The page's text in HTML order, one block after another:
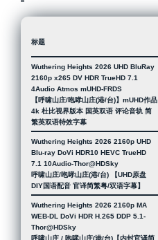
标题
Wuthering Heights 2026 UHD BluRay
2160p x265 DV HDR TrueHD 7.1
4Audio Atmos mUHD-FRDS
【呼啸山庄/咆哮山庄(港/台)】mUHD作品
4k 杜比视界版本 国英双语 评论音轨 简
繁英双语特效字幕
Wuthering Heights 2026 2160p UHD
Blu-ray DoVi HDR10 HEVC TrueHD
7.1 10Audio-Thor@HDSky
呼啸山庄/咆哮山庄(港/台) 【UHD原盘
DIY国语配音 官译简繁粤/双语字幕】
Wuthering Heights 2026 2160p MA
WEB-DL DoVi HDR H.265 DDP 5.1-
Thor@HDSky
呼啸山庄 / 咆哮山庄(港/台)【内封官译简